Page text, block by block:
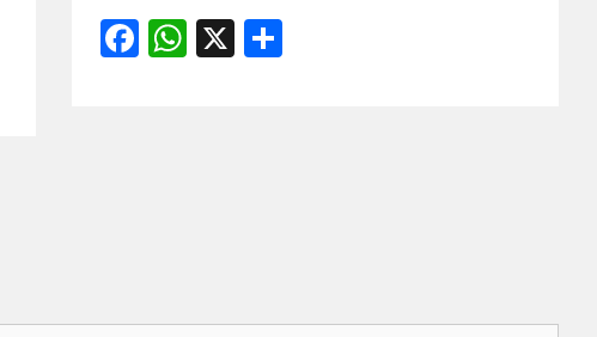
Facebook
WhatsApp
X